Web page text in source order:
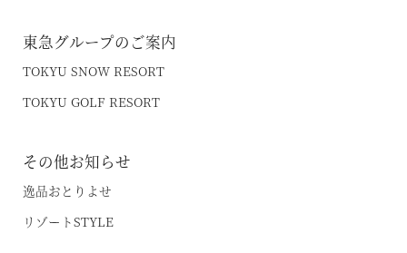
東急グループのご案内
TOKYU SNOW RESORT
TOKYU GOLF RESORT
その他お知らせ
逸品おとりよせ
リゾートSTYLE